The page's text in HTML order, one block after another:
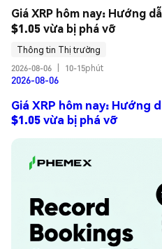
Giá XRP hôm nay: Hướng
$1.05 vừa bị phá vỡ
Thông tin Thị trường
2026-08-06
10-15phút
2026-08-06
Giá XRP hôm nay: Hướng
$1.05 vừa bị phá vỡ